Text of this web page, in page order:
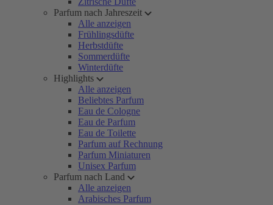
Parfum nach Jahreszeit
Alle anzeigen
Frühlingsdüfte
Herbstdüfte
Sommerdüfte
Winterdüfte
Highlights
Alle anzeigen
Beliebtes Parfum
Eau de Cologne
Eau de Parfum
Eau de Toilette
Parfum auf Rechnung
Parfum Miniaturen
Unisex Parfum
Parfum nach Land
Alle anzeigen
Arabisches Parfum